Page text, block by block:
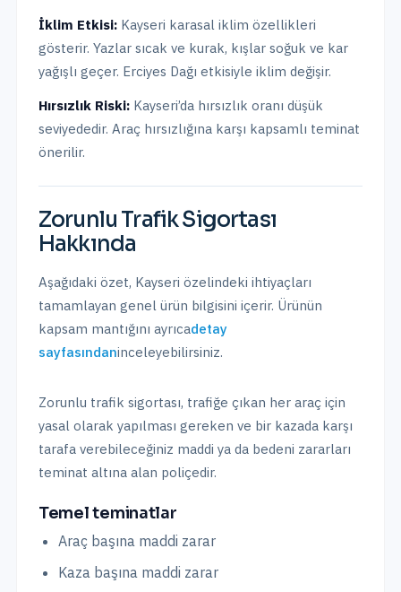
İklim Etkisi: Kayseri karasal iklim özellikleri
gösterir. Yazlar sıcak ve kurak, kışlar soğuk ve kar
yağışlı geçer. Erciyes Dağı etkisiyle iklim değişir.
Hırsızlık Riski: Kayseri’da hırsızlık oranı düşük
seviyededir. Araç hırsızlığına karşı kapsamlı teminat
önerilir.
Zorunlu Trafik Sigortası
Hakkında
Aşağıdaki özet, Kayseri özelindeki ihtiyaçları
tamamlayan genel ürün bilgisini içerir. Ürünün
kapsam mantığını ayrıcadetay
sayfasındaninceleyebilirsiniz.
Zorunlu trafik sigortası, trafiğe çıkan her araç için
yasal olarak yapılması gereken ve bir kazada karşı
tarafa verebileceğiniz maddi ya da bedeni zararları
teminat altına alan poliçedir.
Temel teminatlar
Araç başına maddi zarar
Kaza başına maddi zarar